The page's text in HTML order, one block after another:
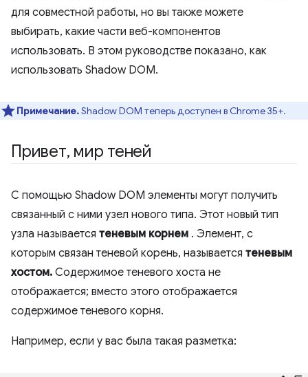
для совместной работы, но вы также можете
выбирать, какие части веб-компонентов
использовать. В этом руководстве показано, как
использовать Shadow DOM.
Примечание.Shadow DOM теперь доступен в Chrome 35+.
Привет, мир теней
С помощью Shadow DOM элементы могут получить
связанный с ними узел нового типа. Этот новый тип
узла называется теневым корнем . Элемент, с
которым связан теневой корень, называется теневым
хостом. Содержимое теневого хоста не
отображается; вместо этого отображается
содержимое теневого корня.
Например, если у вас была такая разметка: